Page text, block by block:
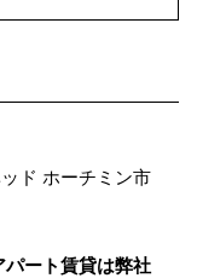
ド ホーチミン市
ート賃貸は弊社